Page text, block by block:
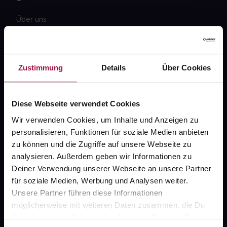
Zustimmung Details Über Cookies
Diese Webseite verwendet Cookies
Wir verwenden Cookies, um Inhalte und Anzeigen zu
personalisieren, Funktionen für soziale Medien anbieten
zu können und die Zugriffe auf unsere Webseite zu
analysieren. Außerdem geben wir Informationen zu
Deiner Verwendung unserer Webseite an unsere Partner
für soziale Medien, Werbung und Analysen weiter.
Unsere Partner führen diese Informationen
möglicherweise mit weiteren Daten zusammen, die Du
ihnen bereitgestellt hast oder die sie im Rahmen Deiner
Über uns
Newsletter
Sanitätshäuser
AGB
Impressum